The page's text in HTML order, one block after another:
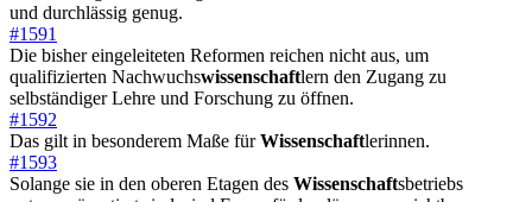
und durchlässig genug.
#1591
Die bisher eingeleiteten Reformen reichen nicht aus, um
qualifizierten Nachwuchswissenschaftlern den Zugang zu
selbständiger Lehre und Forschung zu öffnen.
#1592
Das gilt in besonderem Maße fürWissenschaftlerinnen.
#1593
Solange sie in den oberen Etagen des Wissenschaftsbetriebs